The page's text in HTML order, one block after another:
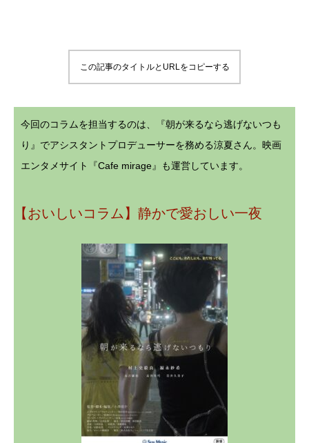
この記事のタイトルとURLをコピーする
今回のコラムを担当するのは、『朝が来るなら逃げないつも
り』でアシスタントプロデューサーを務める涼夏さん。映画
エンタメサイト『Cafe mirage』も運営しています。
【おいしいコラム】静かで愛おしい一夜